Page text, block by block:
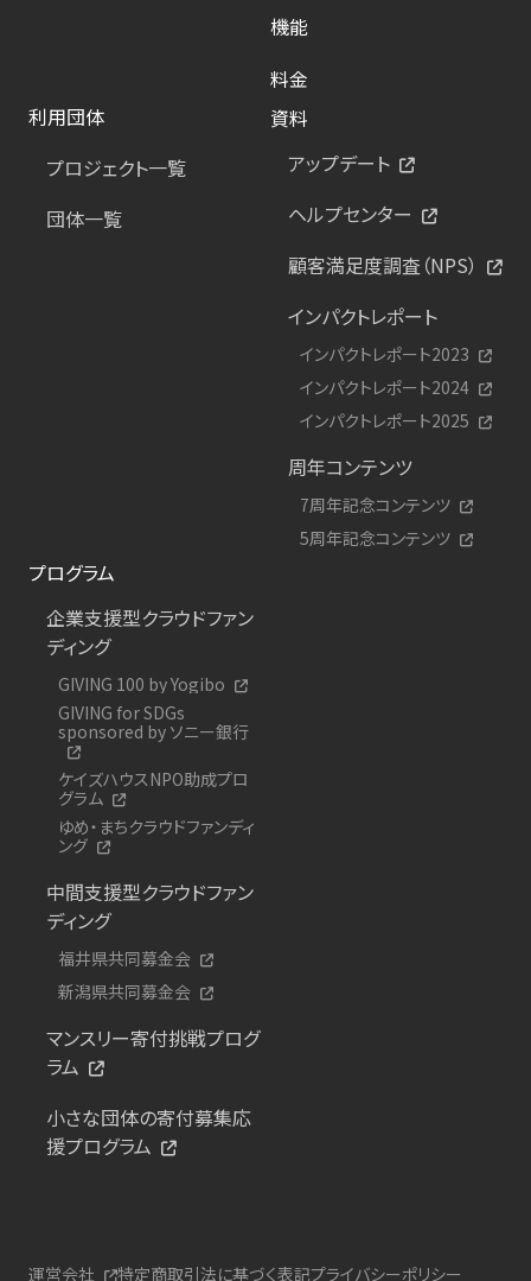
機能
料金
利用団体
プロジェクト一覧
団体一覧
資料
アップデート
ヘルプセンター
顧客満足度調査（NPS）
インパクトレポート
インパクトレポート2023
インパクトレポート2024
インパクトレポート2025
周年コンテンツ
7周年記念コンテンツ
5周年記念コンテンツ
プログラム
企業支援型クラウドファン
ディング
GIVING 100 by Yogibo
GIVING for SDGs
sponsored by ソニー銀行
ケイズハウスNPO助成プロ
グラム
ゆめ・まちクラウドファンディ
ング
中間支援型クラウドファン
ディング
福井県共同募金会
新潟県共同募金会
マンスリー寄付挑戦プログ
ラム
小さな団体の寄付募集応
援プログラム
運営会社 特定商取引法に基づく表記プライバシーポリシー